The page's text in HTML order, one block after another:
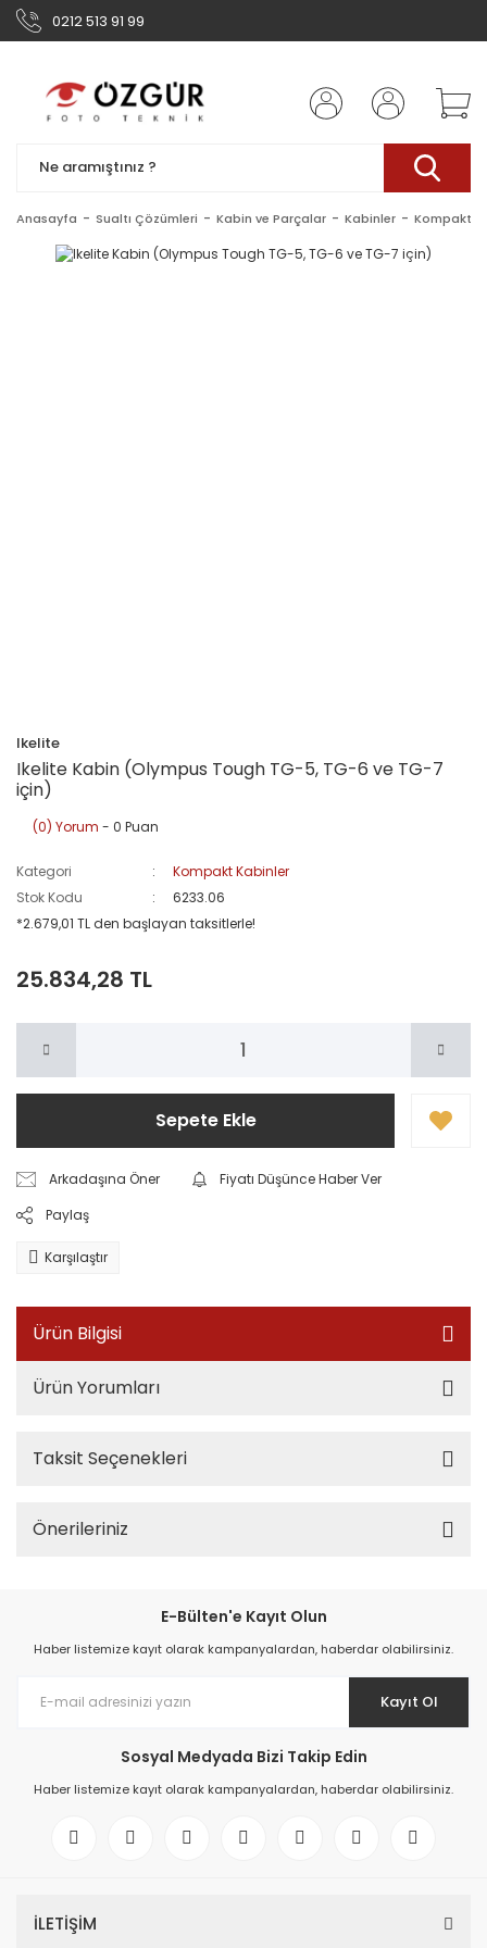
0212 513 91 99
Anasayfa Sualtı Çözümleri Kabin ve Parçalar Kabinler Kompakt
Ikelite
Ikelite Kabin (Olympus Tough TG-5, TG-6 ve TG-7
için)
(0) Yorum - 0 Puan
Kategori
Kompakt Kabinler
Stok Kodu
6233.06
*2.679,01 TL den başlayan taksitlerle!
25.834,28 TL
Sepete Ekle
Arkadaşına Öner
Fiyatı Düşünce Haber Ver
Paylaş
Karşılaştır
Ürün Bilgisi
Ürün Yorumları
Taksit Seçenekleri
Önerileriniz
E-Bülten'e Kayıt Olun
Haber listemize kayıt olarak kampanyalardan, haberdar olabilirsiniz.
Kayıt Ol
Sosyal Medyada Bizi Takip Edin
Haber listemize kayıt olarak kampanyalardan, haberdar olabilirsiniz.
İLETİŞİM